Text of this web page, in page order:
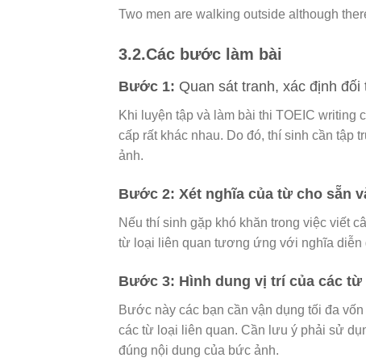
Two men are walking outside although
3.2.Các bước làm bài
Bước 1: Quan sát tranh, xác định
Khi luyện tập và làm bài thi TOEIC writing
cấp rất khác nhau. Do đó, thí sinh cần tập
ảnh.
Bước 2: Xét nghĩa của từ cho sẵn
Nếu thí sinh gặp khó khăn trong việc viết
từ loại liên quan tương ứng với nghĩa diễn
Bước 3: Hình dung vị trí của các
Bước này các bạn cần vận dụng tối đa
các từ loại liên quan. Cần lưu ý phải sử
đúng nội dung của bức ảnh.